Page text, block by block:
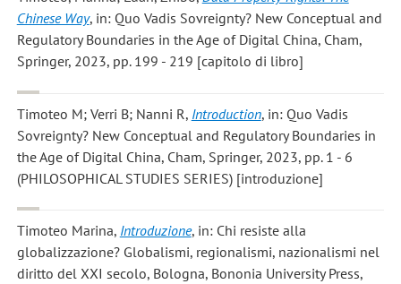
Chinese Way, in: Quo Vadis Sovreignty? New Conceptual and
Regulatory Boundaries in the Age of Digital China, Cham,
Springer, 2023, pp. 199 - 219 [capitolo di libro]
Timoteo M; Verri B; Nanni R, Introduction, in: Quo Vadis
Sovreignty? New Conceptual and Regulatory Boundaries in
the Age of Digital China, Cham, Springer, 2023, pp. 1 - 6
(PHILOSOPHICAL STUDIES SERIES) [introduzione]
Timoteo Marina, Introduzione, in: Chi resiste alla
globalizzazione? Globalismi, regionalismi, nazionalismi nel
diritto del XXI secolo, Bologna, Bononia University Press,